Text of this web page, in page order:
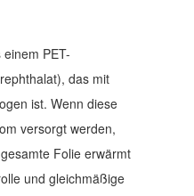
PET-
das mit
ist. Wenn diese
versorgt werden,
Folie erwärmt
und gleichmäßige